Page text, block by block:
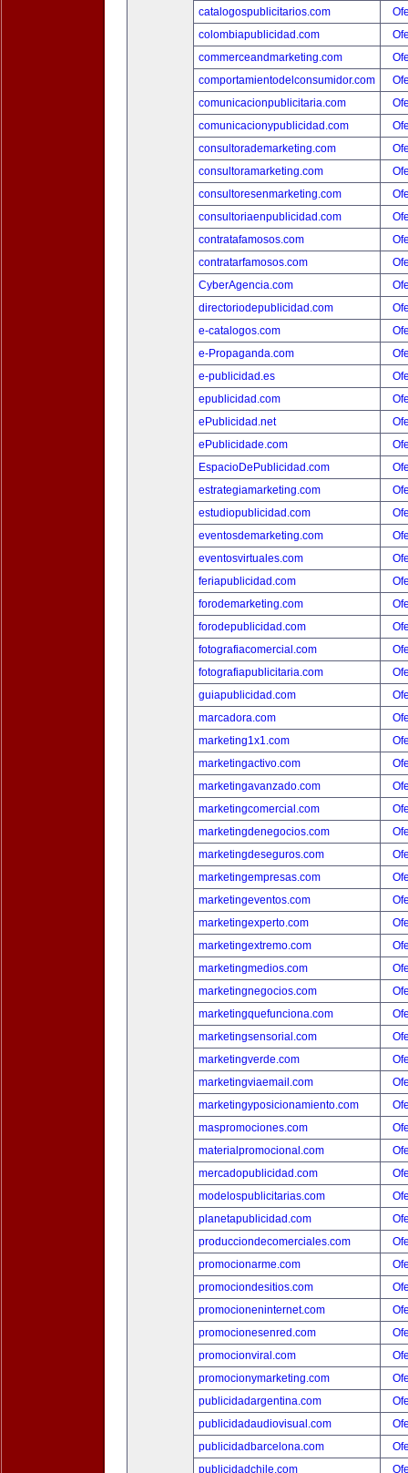
catalogospublicitarios.com
colombiapublicidad.com
commerceandmarketing.com
comportamientodelconsumidor.com
comunicacionpublicitaria.com
comunicacionypublicidad.com
consultorademarketing.com
consultoramarketing.com
consultoresenmarketing.com
consultoriaenpublicidad.com
contratafamosos.com
contratarfamosos.com
CyberAgencia.com
directoriodepublicidad.com
e-catalogos.com
e-Propaganda.com
e-publicidad.es
epublicidad.com
ePublicidad.net
ePublicidade.com
EspacioDePublicidad.com
estrategiamarketing.com
estudiopublicidad.com
eventosdemarketing.com
eventosvirtuales.com
feriapublicidad.com
forodemarketing.com
forodepublicidad.com
fotografiacomercial.com
fotografiapublicitaria.com
guiapublicidad.com
marcadora.com
marketing1x1.com
marketingactivo.com
marketingavanzado.com
marketingcomercial.com
marketingdenegocios.com
marketingdeseguros.com
marketingempresas.com
marketingeventos.com
marketingexperto.com
marketingextremo.com
marketingmedios.com
marketingnegocios.com
marketingquefunciona.com
marketingsensorial.com
marketingverde.com
marketingviaemail.com
marketingyposicionamiento.com
maspromociones.com
materialpromocional.com
mercadopublicidad.com
modelospublicitarias.com
planetapublicidad.com
producciondecomerciales.com
promocionarme.com
promociondesitios.com
promocioneninternet.com
promocionesenred.com
promocionviral.com
promocionymarketing.com
publicidadargentina.com
publicidadaudiovisual.com
publicidadbarcelona.com
publicidadchile.com